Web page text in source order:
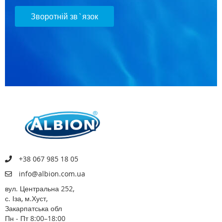
Зворотній зв`язок
+38 067 985 18 05
info@albion.com.ua
вул. Центральна 252,
с. Іза, м.Хуст,
Закарпатська обл
Пн - Пт 8:00–18:00